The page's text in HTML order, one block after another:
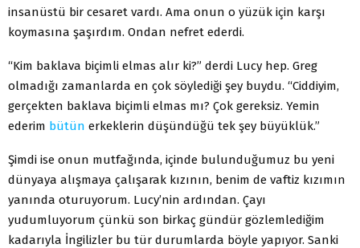
insanüstü bir cesaret vardı. Ama onun o yüzük için karşı
koymasına şaşırdım. Ondan nefret ederdi.
“Kim baklava biçimli elmas alır ki?” derdi Lucy hep. Greg
olmadığı zamanlarda en çok söylediği şey buydu. “Ciddiyim,
gerçekten baklava biçimli elmas mı? Çok gereksiz. Yemin
ederim bütün erkeklerin düşündüğü tek şey büyüklük.”
Şimdi ise onun mutfağında, içinde bulunduğumuz bu yeni
dünyaya alışmaya çalışarak kızının, benim de vaftiz kızımın
yanında oturuyorum. Lucy’nin ardından. Çayı
yudumluyorum çünkü son birkaç gündür gözlemlediğim
kadarıyla İngilizler bu tür durumlarda böyle yapıyor. Sanki